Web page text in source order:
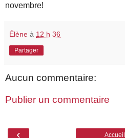
novembre!
Élène à 12 h 36
Partager
Aucun commentaire:
Publier un commentaire
‹ Accueil